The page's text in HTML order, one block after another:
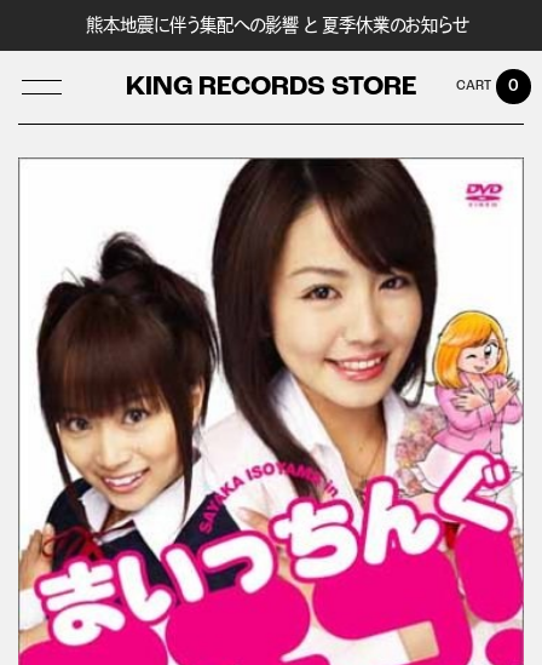
熊本地震に伴う集配への影響 と 夏季休業のお知らせ
KING RECORDS STORE
LOG IN
0